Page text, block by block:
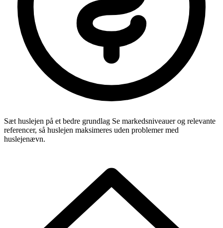
Sæt huslejen på et bedre grundlag Se markedsniveauer og relevante
referencer, så huslejen maksimeres uden problemer med
huslejenævn.